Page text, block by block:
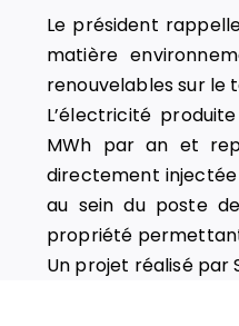
Le président
matière
renouvelables sur le
L’électricité
MWh par an et
directement
au sein du poste
propriété
Un projet réalisé par